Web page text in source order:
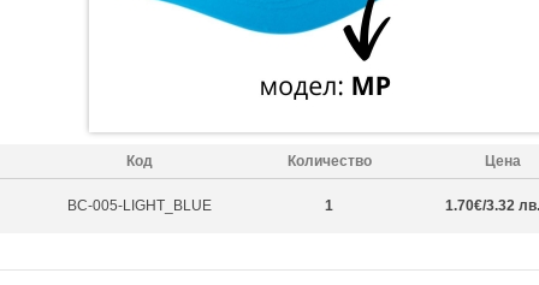
Код Количество Цена
BC-005-LIGHT_BLUE 1 1.70€/3.32